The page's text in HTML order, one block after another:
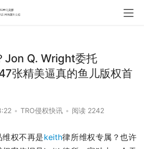
Jon Q. Wright委托
张精美逼真的鱼儿版权首
• TRO侵权快讯 • 阅读 2242
权不再是keith律所维权专属？也许